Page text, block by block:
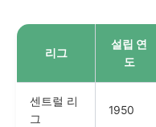
리그
설립 연
도
센트럴 리
그
1950